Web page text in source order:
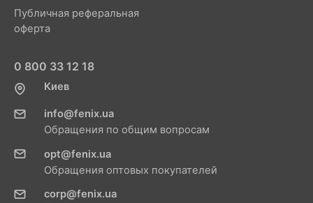
Публичная реферальная
оферта
0 800 33 12 18
Киев
info@fenix.ua
Обращения по общим вопросам
opt@fenix.ua
Обращения оптовых покупателей
corp@fenix.ua